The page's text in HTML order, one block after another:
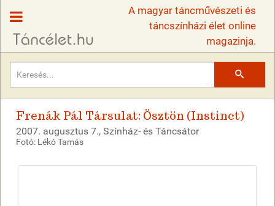
A magyar táncművészeti és
táncszínházi élet online
magazinja.
Frenák Pál Társulat: Ösztön (Instinct)
2007. augusztus 7., Színház- és Táncsátor
Fotó: Lékó Tamás